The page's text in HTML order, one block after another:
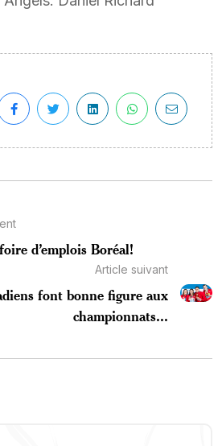
d’emplois Boréal!
Article suivant
font bonne figure aux
championnats...